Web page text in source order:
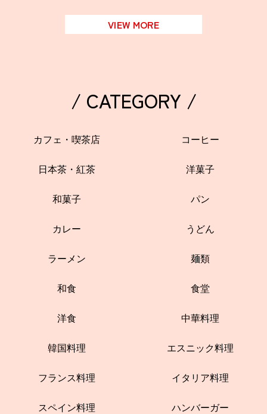
VIEW MORE
/ CATEGORY /
カフェ・喫茶店 コーヒー
日本茶・紅茶 洋菓子
和菓子 パン
カレー うどん
ラーメン 麺類
和食 食堂
洋食 中華料理
韓国料理 エスニック料理
フランス料理 イタリア料理
スペイン料理 ハンバーガー